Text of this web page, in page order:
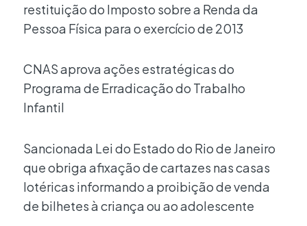
restituição do Imposto sobre a Renda da
Pessoa Física para o exercício de 2013
CNAS aprova ações estratégicas do
Programa de Erradicação do Trabalho
Infantil
Sancionada Lei do Estado do Rio de Janeiro
que obriga afixação de cartazes nas casas
lotéricas informando a proibição de venda
de bilhetes à criança ou ao adolescente